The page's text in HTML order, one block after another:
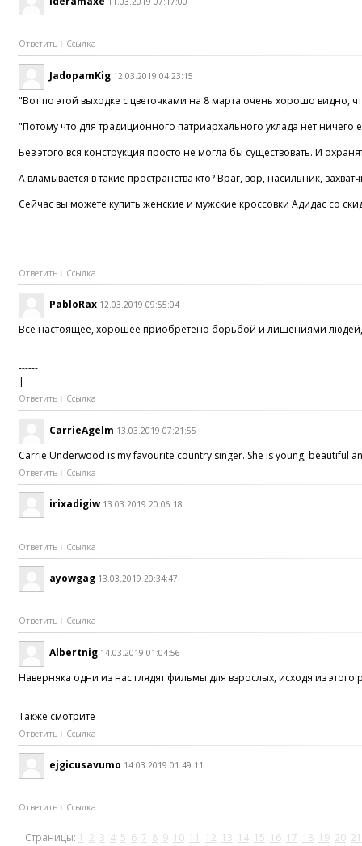
Ответить Ссылка
JadopamKig 12.03.2019 04:23:15
"Вот по этой выходке с цветочками на 8 марта очень хорошо видно,
"Потому что для традиционного патриархального уклада нет
Без этого вся конструкция просто не могла бы существовать. И
А вламывается в такие пространства кто? Враг, вор, насильник,
Сейчас вы можете купить женские и мужские кроссовки Адидас со
Ответить Ссылка
PabloRax 12.03.2019 09:55:04
Все настоящее, хорошее приобретено борьбой и лишениями людей,
------
|
Ответить Ссылка
CarrieAgelm 13.03.2019 07:21:55
Carrie Underwood is my favourite country singer. She is young, beautiful
Ответить Ссылка
irixadigiw 13.03.2019 20:06:18
Ответить Ссылка
ayowgag 13.03.2019 20:34:47
Ответить Ссылка
Albertnig 14.03.2019 01:04:56
Наверняка одни из нас глядят фильмы для взрослых, исходя из
Также смотрите
Ответить Ссылка
ejgicusavumo 14.03.2019 01:49:11
Ответить Ссылка
Страницы: 1 2 3 4 5 6 7 8 9 10 11 12 13 14 15 16 17 18 19 20 21